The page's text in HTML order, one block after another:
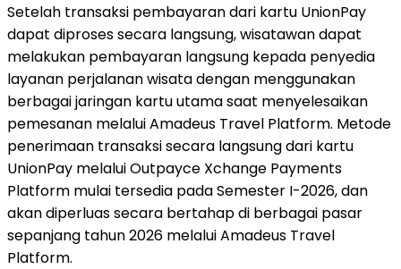
Setelah transaksi pembayaran dari kartu UnionPay
dapat diproses secara langsung, wisatawan dapat
melakukan pembayaran langsung kepada penyedia
layanan perjalanan wisata dengan menggunakan
berbagai jaringan kartu utama saat menyelesaikan
pemesanan melalui Amadeus Travel Platform. Metode
penerimaan transaksi secara langsung dari kartu
UnionPay melalui Outpayce Xchange Payments
Platform mulai tersedia pada Semester I-2026, dan
akan diperluas secara bertahap di berbagai pasar
sepanjang tahun 2026 melalui Amadeus Travel
Platform.